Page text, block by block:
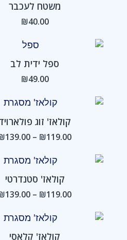
משטח לעכבר
₪40.00
ספל ידית לב
₪49.00
קולאז' זוג
₪119.00
–
139.00
קולאז' סטנדרטי
₪119.00
–
139.00
קולאז' קלאסי